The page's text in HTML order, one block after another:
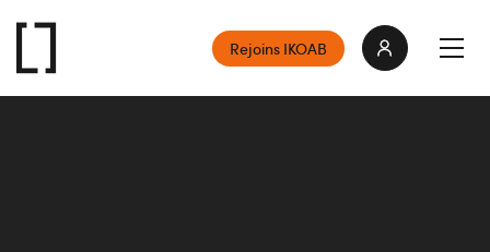
Rejoins IKOAB